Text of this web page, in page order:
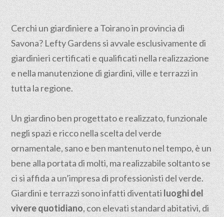
Cerchi un giardiniere a Toirano in provincia di
Savona? Lefty Gardens si avvale esclusivamente di
giardinieri certificati e qualificati nella realizzazione
e nella manutenzione di giardini, ville e terrazzi in
tutta la regione.
Un giardino ben progettato e realizzato, funzionale
negli spazi e ricco nella scelta del verde
ornamentale, sano e ben mantenuto nel tempo, è un
bene alla portata di molti, ma realizzabile soltanto se
ci si affida a un’impresa di professionisti del verde.
Giardini e terrazzi sono infatti diventatiluoghi del
vivere quotidiano, con elevati standard abitativi, di